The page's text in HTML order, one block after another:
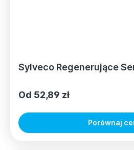
Sylveco Regenerujące
Od 52,89 zł
Porównaj